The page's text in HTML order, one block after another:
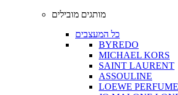
מותגים מובילים
כל המעצבים
BYREDO
MICHAEL KORS
SAINT LAURENT
ASSOULINE
LOEWE